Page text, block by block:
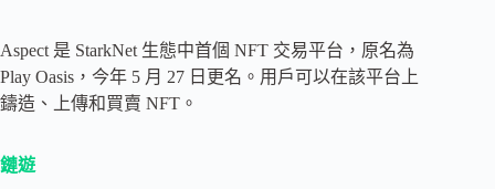
Aspect 是 StarkNet 生態中首個 NFT 交易平台，原名為
Play Oasis，今年 5 月 27 日更名。用戶可以在該平台上
鑄造、上傳和買賣 NFT。
鏈遊